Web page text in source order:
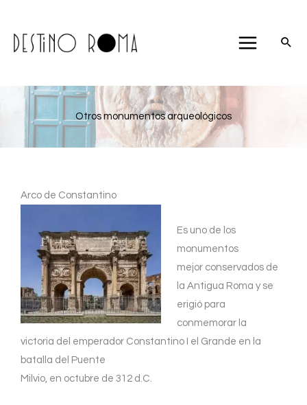
contenido
Otros monumentos arqueológicos
Arco de Constantino
Es uno de los
monumentos
mejor conservados de
la Antigua Roma y se
erigió para
conmemorar la
victoria del emperador Constantino I el Grande en la
batalla del Puente
Milvio, en octubre de 312 d.C.